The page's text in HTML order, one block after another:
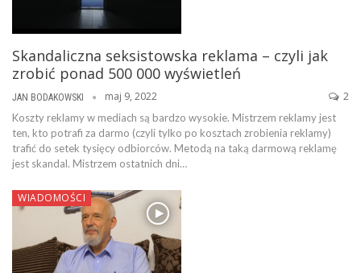
Skandaliczna seksistowska reklama – czyli jak
zrobić ponad 500 000 wyświetleń
JAN BODAKOWSKI maj 9, 2022 2
Koszty reklamy w mediach są bardzo wysokie. Mistrzem reklamy jest
ten, kto potrafi za darmo (czyli tylko po kosztach zrobienia reklamy)
trafić do setek tysięcy odbiorców. Metodą na taką darmową reklamę
jest skandal. Mistrzem ostatnich dni…
WIADOMOŚCI